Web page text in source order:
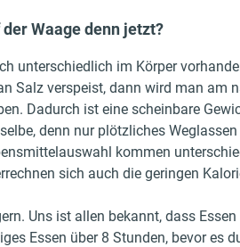
Waage denn jetzt?
unterschiedlich im Körper
Salz verspeist, dann wird man am
Dadurch ist eine scheinbare
denn nur plötzliches
kommen
sich auch die geringen
Uns ist allen bekannt, dass
Essen über 8 Stunden, bevor es